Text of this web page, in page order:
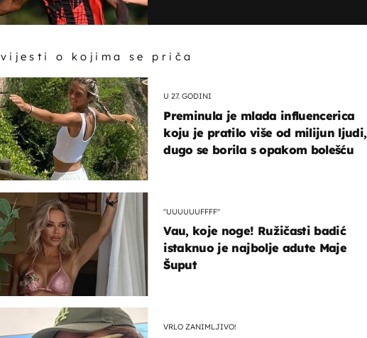
vijesti o kojima se priča
U 27. GODINI
Preminula je mlada influencerica
koju je pratilo više od milijun ljudi,
dugo se borila s opakom bolešću
"UUUUUUFFFF"
Vau, koje noge! Ružičasti badić
istaknuo je najbolje adute Maje
Šuput
VRLO ZANIMLJIVO!